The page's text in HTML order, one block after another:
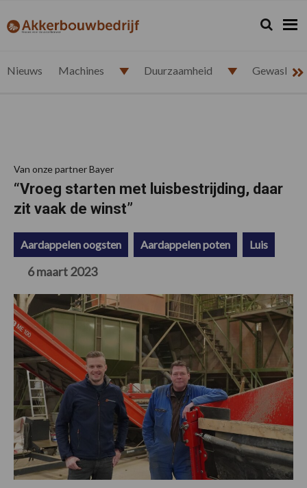
de
de
de
de
akkerbouwbedrijf.nl Zoeken...
Zoek
Nieuws Machines Duurzaamheid
Van onze partner Bayer
“Vroeg starten met luisbestrijding, daar
zit vaak de winst”
Aardappelen oogsten Aardappelen poten Luis
6 maart 2023